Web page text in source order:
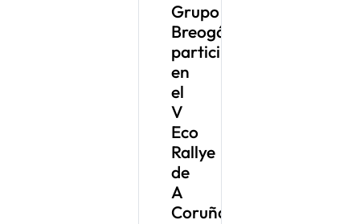
Grupo
Breogán
participa
en
el
V
Eco
Rallye
de
A
Coruña.